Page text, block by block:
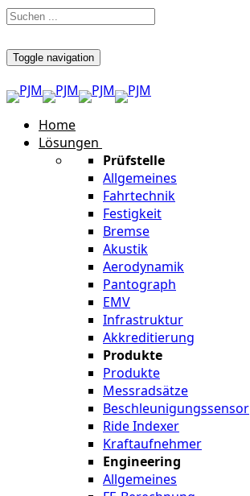
Toggle navigation
Home
Lösungen
Prüfstelle
Allgemeines
Fahrtechnik
Festigkeit
Bremse
Akustik
Aerodynamik
Pantograph
EMV
Infrastruktur
Akkreditierung
Produkte
Produkte
Messradsätze
Beschleunigungssensor
Ride Indexer
Kraftaufnehmer
Engineering
Allgemeines